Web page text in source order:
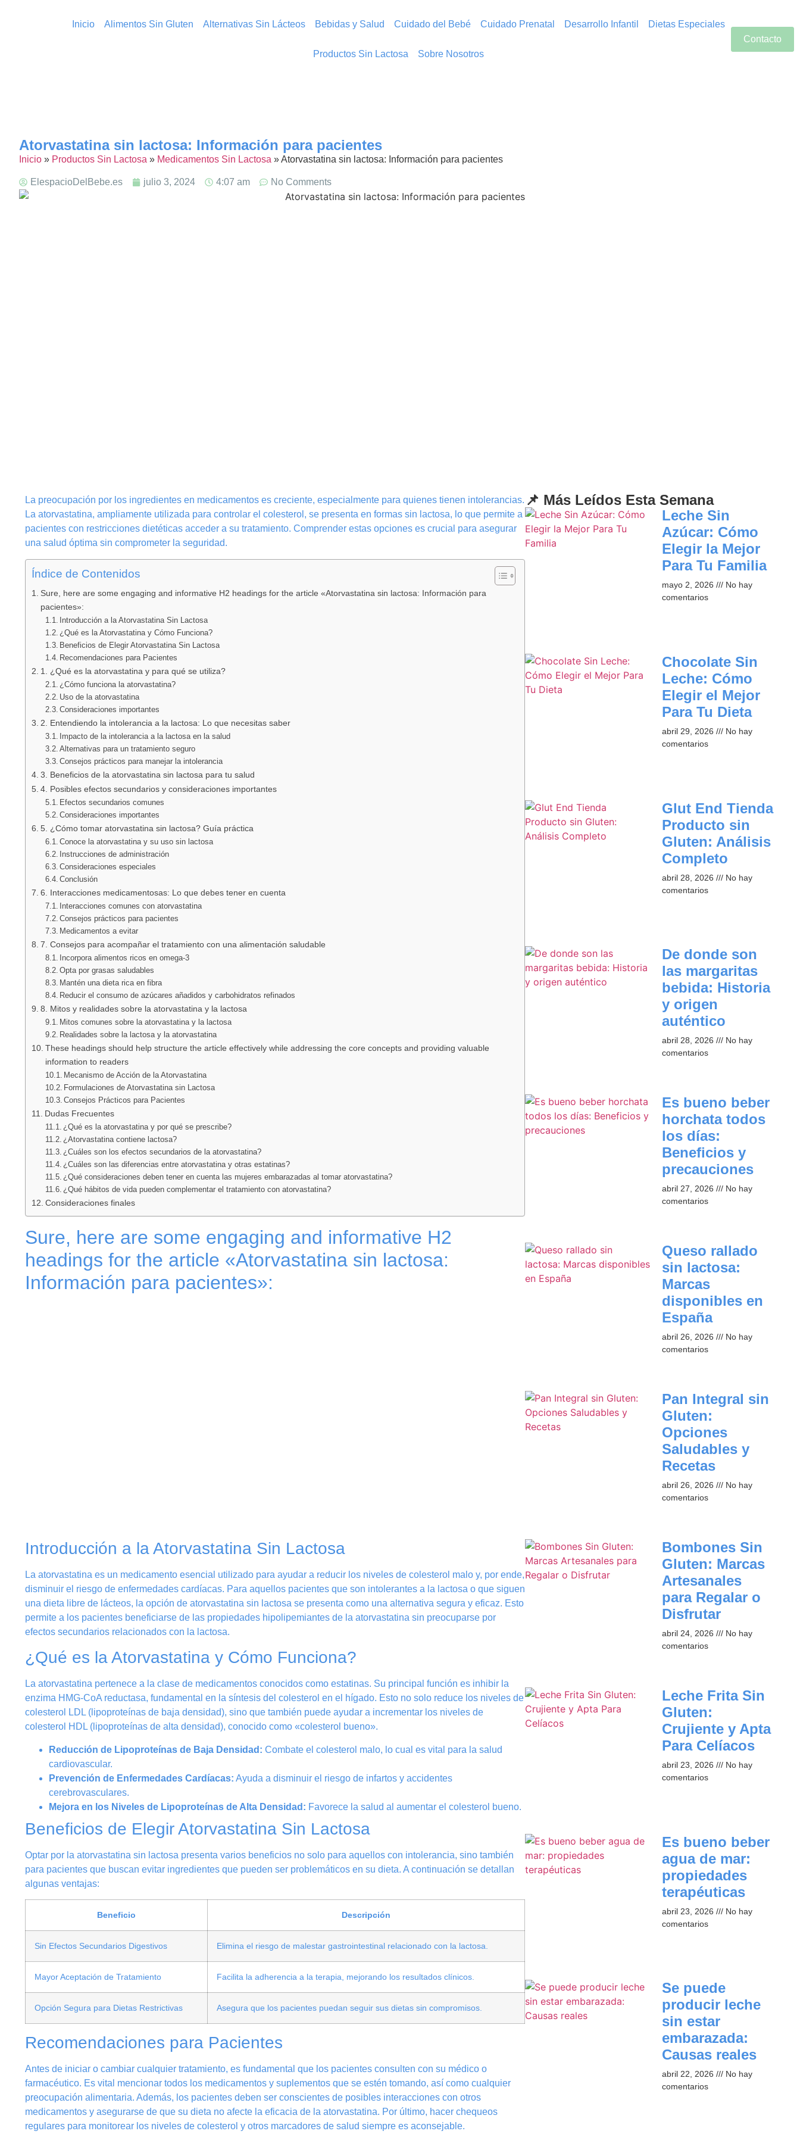
Inicio Alimentos Sin Gluten Alternativas Sin Lácteos Bebidas y Salud Cuidado del Bebé Cuidado Prenatal Desarrollo Infantil Dietas Especiales
Productos Sin Lactosa Sobre Nosotros
Contacto
Atorvastatina sin lactosa: Información para pacientes
Inicio » Productos Sin Lactosa » Medicamentos Sin Lactosa »Atorvastatina sin lactosa: Información para pacientes
ElespacioDelBebe.es julio 3, 2024 4:07 am No Comments
La preocupación por los ingredientes en medicamentos es creciente, especialmente para quienes tienen intolerancias.
La atorvastatina, ampliamente utilizada para controlar el colesterol, se presenta en formas sin lactosa, lo que permite a
pacientes con restricciones dietéticas acceder a su tratamiento. Comprender estas opciones es crucial para asegurar
una salud óptima sin comprometer la seguridad.
Índice de Contenidos
Sure, here are some engaging and informative H2 headings for the article «Atorvastatina sin lactosa: Información para
pacientes»:
Introducción a la Atorvastatina Sin Lactosa
¿Qué es la Atorvastatina y Cómo Funciona?
Beneficios de Elegir Atorvastatina Sin Lactosa
Recomendaciones para Pacientes
1. ¿Qué es la atorvastatina y para qué se utiliza?
¿Cómo funciona la atorvastatina?
Uso de la atorvastatina
Consideraciones importantes
2. Entendiendo la intolerancia a la lactosa: Lo que necesitas saber
Impacto de la intolerancia a la lactosa en la salud
Alternativas para un tratamiento seguro
Consejos prácticos para manejar la intolerancia
3. Beneficios de la atorvastatina sin lactosa para tu salud
4. Posibles efectos secundarios y consideraciones importantes
Efectos secundarios comunes
Consideraciones importantes
5. ¿Cómo tomar atorvastatina sin lactosa? Guía práctica
Conoce la atorvastatina y su uso sin lactosa
Instrucciones de administración
Consideraciones especiales
Conclusión
6. Interacciones medicamentosas: Lo que debes tener en cuenta
Interacciones comunes con atorvastatina
Consejos prácticos para pacientes
Medicamentos a evitar
7. Consejos para acompañar el tratamiento con una alimentación saludable
Incorpora alimentos ricos en omega-3
Opta por grasas saludables
Mantén una dieta rica en fibra
Reducir el consumo de azúcares añadidos y carbohidratos refinados
8. Mitos y realidades sobre la atorvastatina y la lactosa
Mitos comunes sobre la atorvastatina y la lactosa
Realidades sobre la lactosa y la atorvastatina
These headings should help structure the article effectively while addressing the core concepts and providing valuable
information to readers
Mecanismo de Acción de la Atorvastatina
Formulaciones de Atorvastatina sin Lactosa
Consejos Prácticos para Pacientes
Dudas Frecuentes
¿Qué es la atorvastatina y por qué se prescribe?
¿Atorvastatina contiene lactosa?
¿Cuáles son los efectos secundarios de la atorvastatina?
¿Cuáles son las diferencias entre atorvastatina y otras estatinas?
¿Qué consideraciones deben tener en cuenta las mujeres embarazadas al tomar atorvastatina?
¿Qué hábitos de vida pueden complementar el tratamiento con atorvastatina?
Consideraciones finales
Sure, here are some engaging and informative H2
headings for the article «Atorvastatina sin lactosa:
Información para pacientes»:
Introducción a la Atorvastatina Sin Lactosa
La atorvastatina es un medicamento esencial utilizado para ayudar a reducir los niveles de colesterol malo y, por ende,
disminuir el riesgo de enfermedades cardíacas. Para aquellos pacientes que son intolerantes a la lactosa o que siguen
una dieta libre de lácteos, la opción de atorvastatina sin lactosa se presenta como una alternativa segura y eficaz. Esto
permite a los pacientes beneficiarse de las propiedades hipolipemiantes de la atorvastatina sin preocuparse por
efectos secundarios relacionados con la lactosa.
¿Qué es la Atorvastatina y Cómo Funciona?
La atorvastatina pertenece a la clase de medicamentos conocidos como estatinas. Su principal función es inhibir la
enzima HMG-CoA reductasa, fundamental en la síntesis del colesterol en el hígado. Esto no solo reduce los niveles de
colesterol LDL (lipoproteínas de baja densidad), sino que también puede ayudar a incrementar los niveles de
colesterol HDL (lipoproteínas de alta densidad), conocido como «colesterol bueno».
Reducción de Lipoproteínas de Baja Densidad: Combate el colesterol malo, lo cual es vital para la salud
cardiovascular.
Prevención de Enfermedades Cardíacas: Ayuda a disminuir el riesgo de infartos y accidentes
cerebrovasculares.
Mejora en los Niveles de Lipoproteínas de Alta Densidad: Favorece la salud al aumentar el colesterol bueno.
Beneficios de Elegir Atorvastatina Sin Lactosa
Optar por la atorvastatina sin lactosa presenta varios beneficios no solo para aquellos con intolerancia, sino también
para pacientes que buscan evitar ingredientes que pueden ser problemáticos en su dieta. A continuación se detallan
algunas ventajas:
Beneficio Descripción
Sin Efectos Secundarios Digestivos Elimina el riesgo de malestar gastrointestinal relacionado con la lactosa.
Mayor Aceptación de Tratamiento Facilita la adherencia a la terapia, mejorando los resultados clínicos.
Opción Segura para Dietas Restrictivas Asegura que los pacientes puedan seguir sus dietas sin compromisos.
Recomendaciones para Pacientes
Antes de iniciar o cambiar cualquier tratamiento, es fundamental que los pacientes consulten con su médico o
farmacéutico. Es vital mencionar todos los medicamentos y suplementos que se estén tomando, así como cualquier
preocupación alimentaria. Además, los pacientes deben ser conscientes de posibles interacciones con otros
medicamentos y asegurarse de que su dieta no afecte la eficacia de la atorvastatina. Por último, hacer chequeos
regulares para monitorear los niveles de colesterol y otros marcadores de salud siempre es aconsejable.
📌 Más Leídos Esta Semana
Leche Sin
Azúcar: Cómo
Elegir la Mejor
Para Tu Familia
mayo 2, 2026
No hay
comentarios
Chocolate Sin
Leche: Cómo
Elegir el Mejor
Para Tu Dieta
abril 29, 2026
No hay
comentarios
Glut End Tienda
Producto sin
Gluten: Análisis
Completo
abril 28, 2026
No hay
comentarios
De donde son
las margaritas
bebida: Historia
y origen
auténtico
abril 28, 2026
No hay
comentarios
Es bueno beber
horchata todos
los días:
Beneficios y
precauciones​
abril 27, 2026
No hay
comentarios
Queso rallado
sin lactosa:
Marcas
disponibles en
España
abril 26, 2026
No hay
comentarios
Pan Integral sin
Gluten:
Opciones
Saludables y
Recetas
abril 26, 2026
No hay
comentarios
Bombones Sin
Gluten: Marcas
Artesanales
para Regalar o
Disfrutar
abril 24, 2026
No hay
comentarios
Leche Frita Sin
Gluten:
Crujiente y Apta
Para Celíacos
abril 23, 2026
No hay
comentarios
Es bueno beber
agua de mar:
propiedades
terapéuticas
abril 23, 2026
No hay
comentarios
Se puede
producir leche
sin estar
embarazada:
Causas reales
abril 22, 2026
No hay
comentarios